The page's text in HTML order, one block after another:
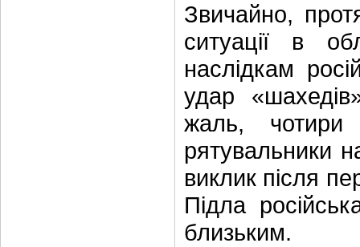
Звичайно,
ситуації в
наслідкам
удар
жаль,
рятувальники
виклик після
Підла
близьким.